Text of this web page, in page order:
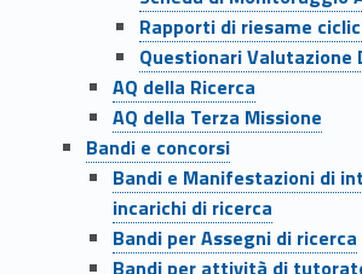
Rapporti di riesame
Questionari Valutazione
AQ della Ricerca
AQ della Terza Missione
Bandi e concorsi
Bandi e Manifestazioni di
incarichi di ricerca
Bandi per Assegni di ricerca
Bandi per attività di